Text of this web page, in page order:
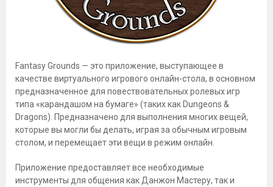
Fantasy Grounds — это приложение, выступающее в
качестве виртуального игрового онлайн-стола, в основном
предназначенное для повествовательных ролевых игр
типа «карандашом на бумаге» (таких как Dungeons &
Dragons). Предназначено для выполнения многих вещей,
которые вы могли бы делать, играя за обычным игровым
столом, и перемещает эти вещи в режим онлайн.
Приложение предоставляет все необходимые
инструменты для общения как Данжон Мастеру, так и